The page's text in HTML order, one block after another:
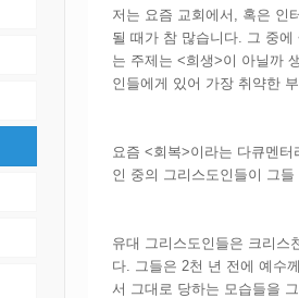
저는 요즘 교회에서, 혹은 인
될 때가 참 많습니다. 그 중
는 주제는 <희생>이 아닐까
인들에게 있어 가장 취약한
요즘 <회복>이라는 다큐멘
인 중의 그리스도인들이 그
유대 그리스도인들은 크리스
다. 그들은 2천 년 전에 예수
서 그대로 당하는 모습들을